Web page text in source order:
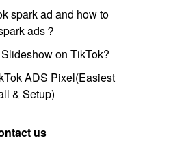
spark ad and how to
ads？
on TikTok?
ADS Pixel(Easiest
& Setup)
us